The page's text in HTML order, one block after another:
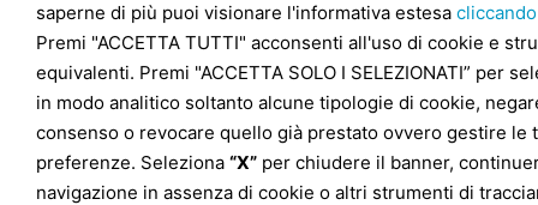
saperne di più puoi visionare l'informativa estesa
Premi "ACCETTA TUTTI" acconsenti all'uso di cookie e
equivalenti. Premi "ACCETTA SOLO I SELEZIONATI” per
in modo analitico soltanto alcune tipologie di cookie,
consenso o revocare quello già prestato ovvero gestire le
preferenze. Seleziona “X” per chiudere il banner,
navigazione in assenza di cookie o altri strumenti di